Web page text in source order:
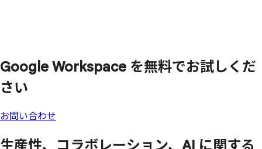
Google Workspace を無料でお試しくだ
さい
お問い合わせ